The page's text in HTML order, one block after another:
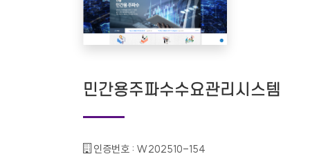
민간용주파수수요관리시스템
인증번호 : W202510-154